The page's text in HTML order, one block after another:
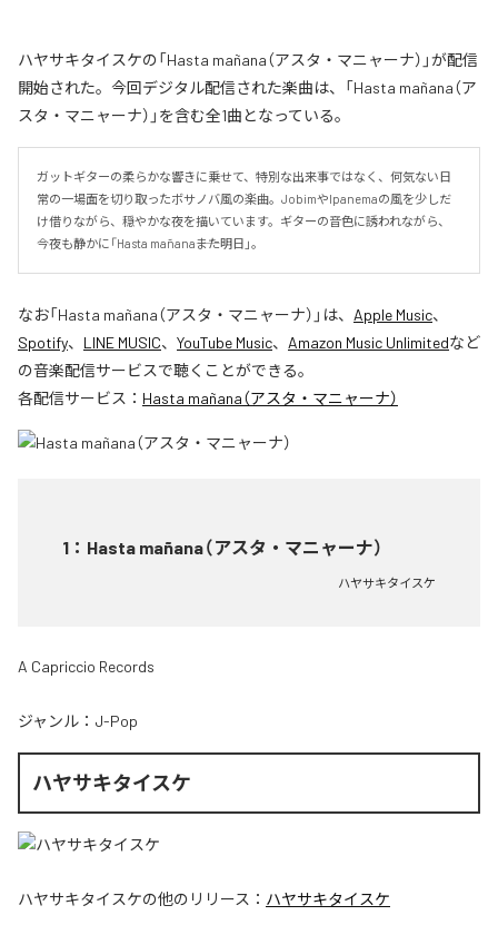
ハヤサキタイスケの「Hasta mañana（アスタ・マニャーナ）」が配信
開始された。今回デジタル配信された楽曲は、「Hasta mañana（ア
スタ・マニャーナ）」を含む全1曲となっている。
ガットギターの柔らかな響きに乗せて、特別な出来事ではなく、何気ない日
常の一場面を切り取ったボサノバ風の楽曲。JobimやIpanemaの風を少しだ
け借りながら、穏やかな夜を描いています。ギターの音色に誘われながら、
今夜も静かに「Hasta mañana――また明日」。
なお「Hasta mañana（アスタ・マニャーナ） 」は、 Apple Music、
Spotify、 LINE MUSIC、 YouTube Music、 Amazon Music Unlimitedなど
の音楽配信サービスで聴くことができる。
各配信サービス： Hasta mañana（アスタ・マニャーナ）
1 ： Hasta mañana（アスタ・マニャーナ）
ハヤサキタイスケ
A Capriccio Records
ジャンル： J-Pop
ハヤサキタイスケ
ハヤサキタイスケの他のリリース： ハヤサキタイスケ